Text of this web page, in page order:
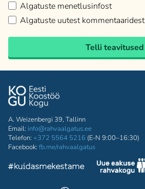
Algatuste menetlusinfost
Algatuste uutest kommentaaridest
Telli teavitused
A. Weizenbergi 39, Tallinn
Email: info@rahvaalgatus.ee
Telefon: +372 5564 5216 (E-N 9:00–16:30)
Facebook: fb.me/rahvaalgatus